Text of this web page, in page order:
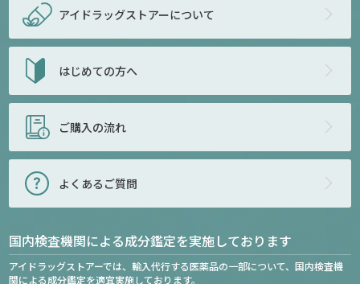
アイドラッグストアーについて
はじめての方へ
ご購入の流れ
よくあるご質問
国内検査機関による成分鑑定を実施しております
アイドラッグストアーでは、輸入代行する医薬品の一部について、国内検査機
関による成分鑑定を適宜実施しております。